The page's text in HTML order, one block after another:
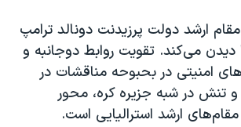
ارشد دولت پرزیدنت دونالد ترامپ
دیدن می‌کند. تقویت روابط دوجانبه و
امنیتی در بحبوحه مناقشات در
تنش در شبه جزیره کره، محور
مقام‌های ارشد استرالیایی است.